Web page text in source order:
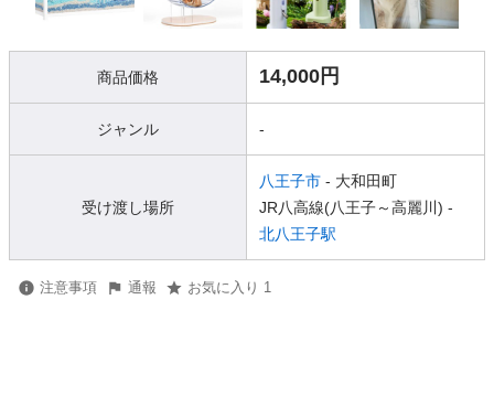
商品価格 14,000円
ジャンル -
受け渡し場所
八王子市 - 大和田町
JR八高線(八王子～高麗川) -
北八王子駅
注意事項 通報 お気に入り 1